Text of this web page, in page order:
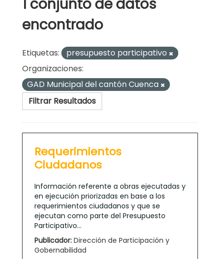
1 conjunto de datos
encontrado
Etiquetas:
presupuesto participativo
Organizaciones:
GAD Municipal del cantón Cuenca
Filtrar Resultados
Requerimientos
Ciudadanos
Información referente a obras ejecutadas y
en ejecución priorizadas en base a los
requerimientos ciudadanos y que se
ejecutan como parte del Presupuesto
Participativo...
Publicador: Dirección de Participación y
Gobernabilidad